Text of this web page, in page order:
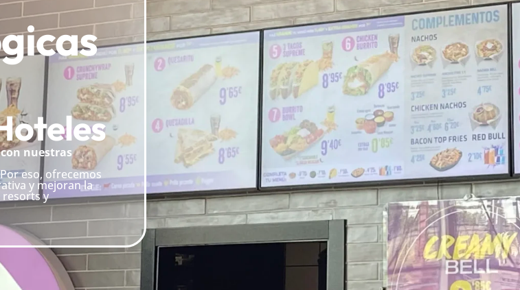
nuestras
eso, ofrecemos
y mejoran la
resorts y